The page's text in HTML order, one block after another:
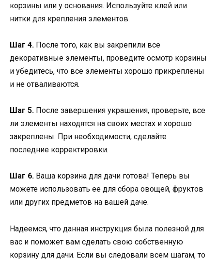
корзины или у основания. Используйте клей или
нитки для крепления элементов.
Шаг 4. После того, как вы закрепили все
декоративные элементы, проведите осмотр корзины
и убедитесь, что все элементы хорошо прикреплены
и не отваливаются.
Шаг 5. После завершения украшения, проверьте, все
ли элементы находятся на своих местах и хорошо
закреплены. При необходимости, сделайте
последние корректировки.
Шаг 6. Ваша корзина для дачи готова! Теперь вы
можете использовать ее для сбора овощей, фруктов
или других предметов на вашей даче.
Надеемся, что данная инструкция была полезной для
вас и поможет вам сделать свою собственную
корзину для дачи. Если вы следовали всем шагам, то